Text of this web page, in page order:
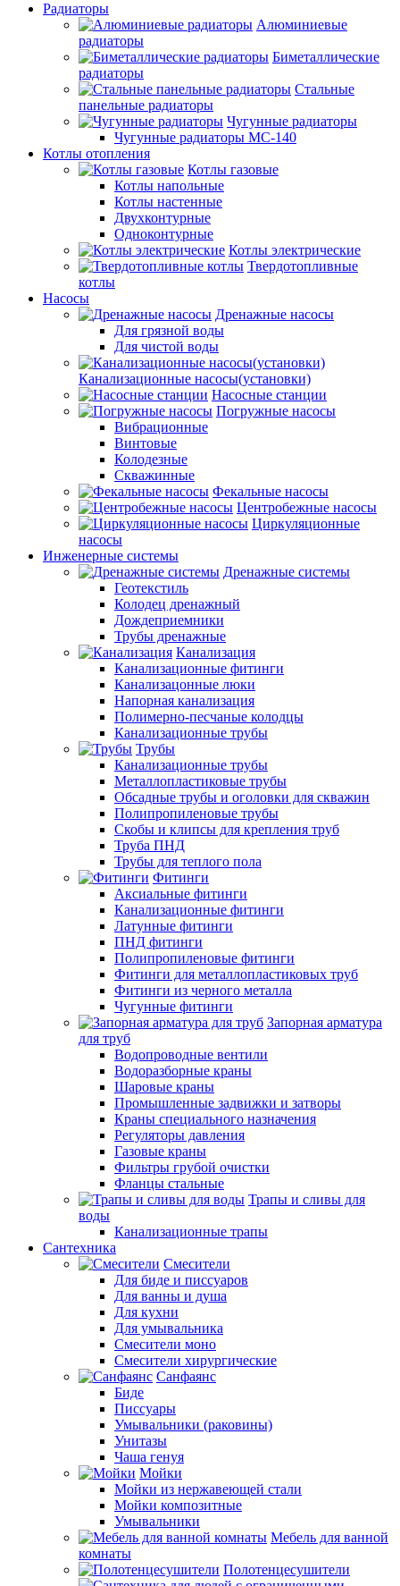
Радиаторы
Алюминиевые
радиаторы
Биметаллические
радиаторы
Стальные
панельные радиаторы
Чугунные радиаторы
Чугунные радиаторы МС-140
Котлы отопления
Котлы газовые
Котлы напольные
Котлы настенные
Двухконтурные
Одноконтурные
Котлы электрические
Твердотопливные
котлы
Насосы
Дренажные насосы
Для грязной воды
Для чистой воды
Канализационные насосы(установки)
Насосные станции
Погружные насосы
Вибрационные
Винтовые
Колодезные
Скважинные
Фекальные насосы
Центробежные насосы
Циркуляционные
насосы
Инженерные системы
Дренажные системы
Геотекстиль
Колодец дренажный
Дождеприемники
Трубы дренажные
Канализация
Канализационные фитинги
Канализацонные люки
Напорная канализация
Полимерно-песчаные колодцы
Канализационные трубы
Трубы
Канализационные трубы
Металлопластиковые трубы
Обсадные трубы и оголовки для скважин
Полипропиленовые трубы
Скобы и клипсы для крепления труб
Труба ПНД
Трубы для теплого пола
Фитинги
Аксиальные фитинги
Канализационные фитинги
Латунные фитинги
ПНД фитинги
Полипропиленовые фитинги
Фитинги для металлопластиковых труб
Фитинги из черного металла
Чугунные фитинги
Запорная арматура
для труб
Водопроводные вентили
Водоразборные краны
Шаровые краны
Промышленные задвижки и затворы
Краны специального назначения
Регуляторы давления
Газовые краны
Фильтры грубой очистки
Фланцы стальные
Трапы и сливы для
воды
Канализационные трапы
Сантехника
Смесители
Для биде и писсуаров
Для ванны и душа
Для кухни
Для умывальника
Смесители моно
Смесители хирургические
Санфаянс
Биде
Писсуары
Умывальники (раковины)
Унитазы
Чаша генуя
Мойки
Мойки из нержавеющей стали
Мойки композитные
Умывальники
Мебель для ванной
комнаты
Полотенцесушители